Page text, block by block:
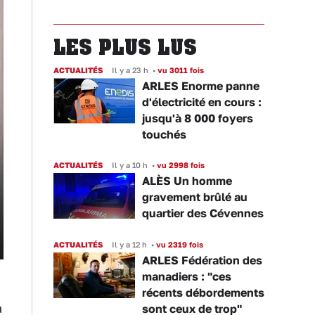
LES PLUS LUS
ACTUALITÉS Il y a 23 h • vu 3011 fois
ARLES Enorme panne
d'électricité en cours :
jusqu'à 8 000 foyers
touchés
ACTUALITÉS Il y a 10 h • vu 2998 fois
ALÈS Un homme
gravement brûlé au
quartier des Cévennes
ACTUALITÉS Il y a 12 h • vu 2319 fois
ARLES Fédération des
manadiers : "ces
récents débordements
sont ceux de trop"